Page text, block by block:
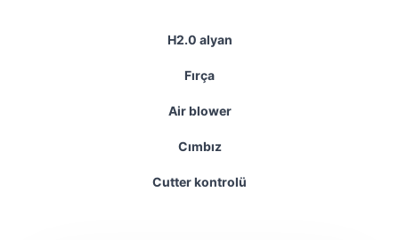
H2.0 alyan
Fırça
Air blower
Cımbız
Cutter kontrolü